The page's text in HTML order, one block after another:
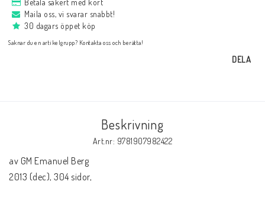
Fraktkostnader till utlandet
Ari gillar
Betala säkert med kort
Maila oss, vi svarar snabbt!
30 dagars öppet köp
Saknar du en artikelgrupp? Kontakta oss och berätta!
DELA
Beskrivning
Art.nr: 9781907982422
av GM Emanuel Berg
2013 (dec), 304 sidor,